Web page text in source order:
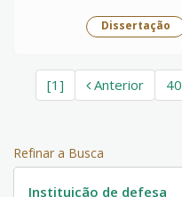
Dissertação
[1] Anterior 40
Refinar a Busca
Instituição de defesa